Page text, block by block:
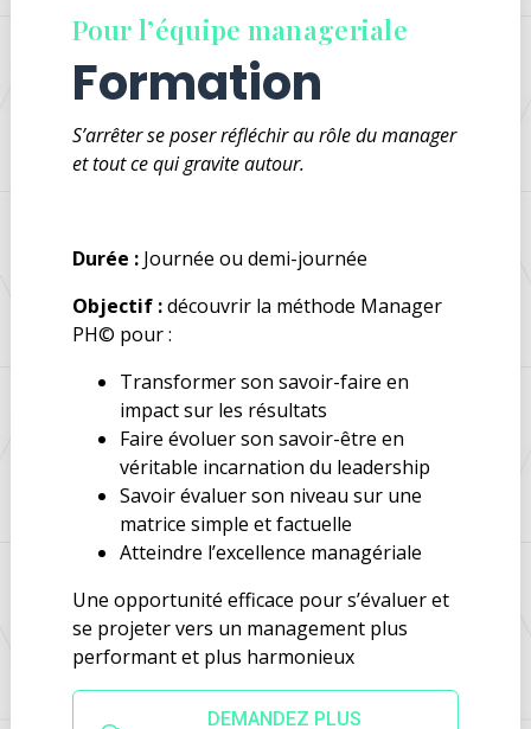
Pour l’équipe manageriale
Formation
S’arrêter se poser réfléchir au rôle du manager
et tout ce qui gravite autour.
Durée : Journée ou demi-journée
Objectif :découvrir la méthode Manager
PH© pour :
Transformer son savoir-faire en
impact sur les résultats
Faire évoluer son savoir-être en
véritable incarnation du leadership
Savoir évaluer son niveau sur une
matrice simple et factuelle
Atteindre l’excellence managériale
Une opportunité efficace pour s’évaluer et
se projeter vers un management plus
performant et plus harmonieux
DEMANDEZ PLUS